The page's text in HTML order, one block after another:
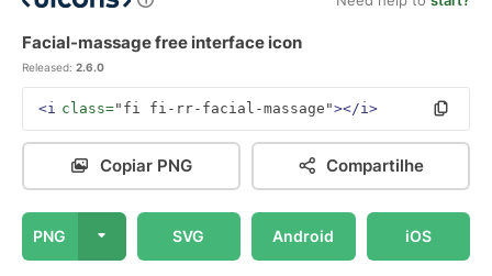
Facial-massage free interface icon
Released: 2.6.0
<i class="fi fi-rr-facial-massage"></i>
Copiar PNG Compartilhe
PNG SVG Android iOS